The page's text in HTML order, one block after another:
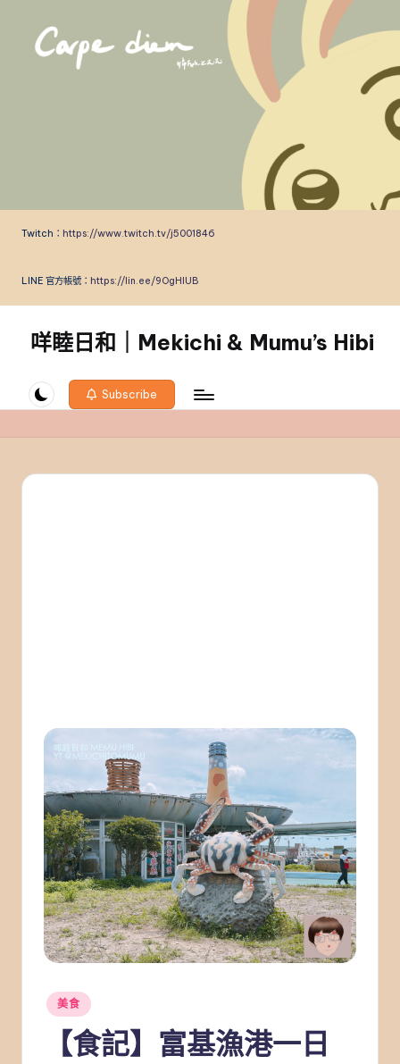
Twitch： https://www.twitch.tv/j5001846
LINE 官方帳號： https://lin.ee/9OgHlUB
咩睦日和｜Mekichi & Mumu’s Hibi
diem!
Subscribe
Posted
in
美食
【食記】富基漁港一日